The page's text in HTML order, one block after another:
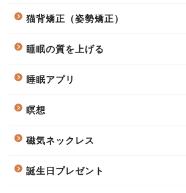
猫背矯正（姿勢矯正）
睡眠の質を上げる
睡眠アプリ
瞑想
磁気ネックレス
誕生日プレゼント